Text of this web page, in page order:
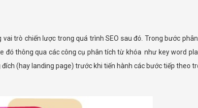
trò chiến lược trong quá trình SEO sau đó. Trong bước
thông qua các công cụ phân tích từ khóa như key word
(hay landing page) trước khi tiến hành các bước tiếp theo